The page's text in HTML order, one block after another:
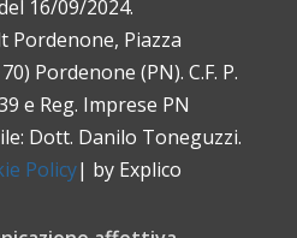
16/09/2024.
Pordenone, Piazza
Pordenone (PN). C.F. P.
e Reg. Imprese PN
Dott. Danilo Toneguzzi.
Policy| by Explico